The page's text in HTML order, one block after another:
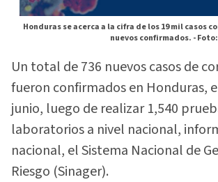
Honduras se acerca a la cifra de los 19 mil casos
nuevos confirmados. -
Un total de 736 nuevos casos de
fueron confirmados en Honduras,
junio, luego de realizar 1,540
laboratorios a nivel nacional,
nacional, el Sistema Nacional de
Riesgo (Sinager).